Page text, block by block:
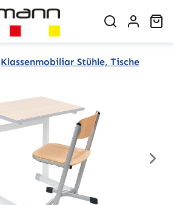
Klassenmobiliar Stühle, Tische